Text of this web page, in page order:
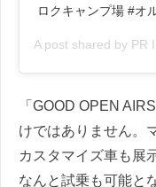
ロクキャンプ場 #オ
A post shared by PR
「GOOD OPEN
けではありません。
カスタマイズ車も展
なんと試乗も可能と